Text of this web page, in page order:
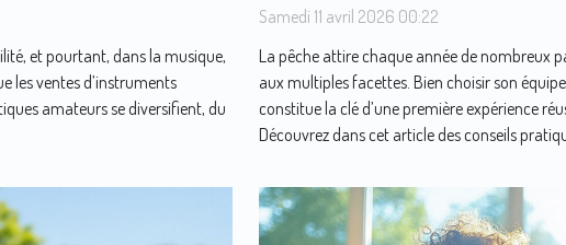
et pourtant, dans la musique,
les ventes d’instruments
amateurs se diversifient, du
Samedi 11 avril 2026 00:22
La pêche attire chaque année de nombreux
aux multiples facettes. Bien choisir son
constitue la clé d’une première expérience
Découvrez dans cet article des conseils